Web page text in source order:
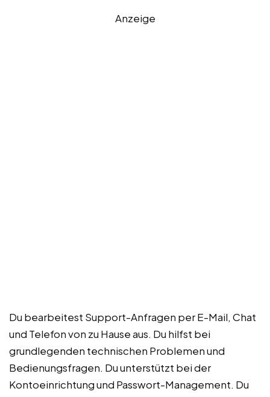
Anzeige
Du bearbeitest Support-Anfragen per E-Mail, Chat
und Telefon von zu Hause aus. Du hilfst bei
grundlegenden technischen Problemen und
Bedienungsfragen. Du unterstützt bei der
Kontoeinrichtung und Passwort-Management. Du